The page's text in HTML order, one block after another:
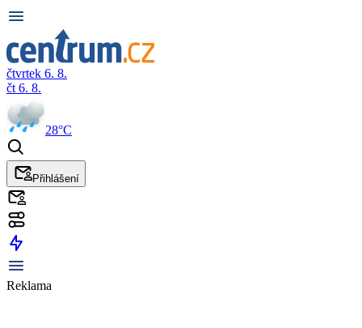
čtvrtek 6. 8.
čt 6. 8.
28°C
Přihlášení
Reklama